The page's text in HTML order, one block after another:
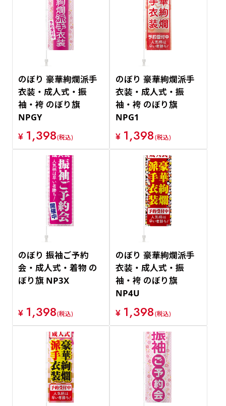
のぼり 豪華絢爛派手
衣装・成人式・振
袖・袴 のぼり旗
NPGY
¥ 1,398(税込)
のぼり 豪華絢爛派手
衣装・成人式・振
袖・袴 のぼり旗
NPG1
¥ 1,398(税込)
のぼり 振袖ご予約
会・成人式・着物 の
ぼり旗 NP3X
¥ 1,398(税込)
のぼり 豪華絢爛派手
衣装・成人式・振
袖・袴 のぼり旗
NP4U
¥ 1,398(税込)